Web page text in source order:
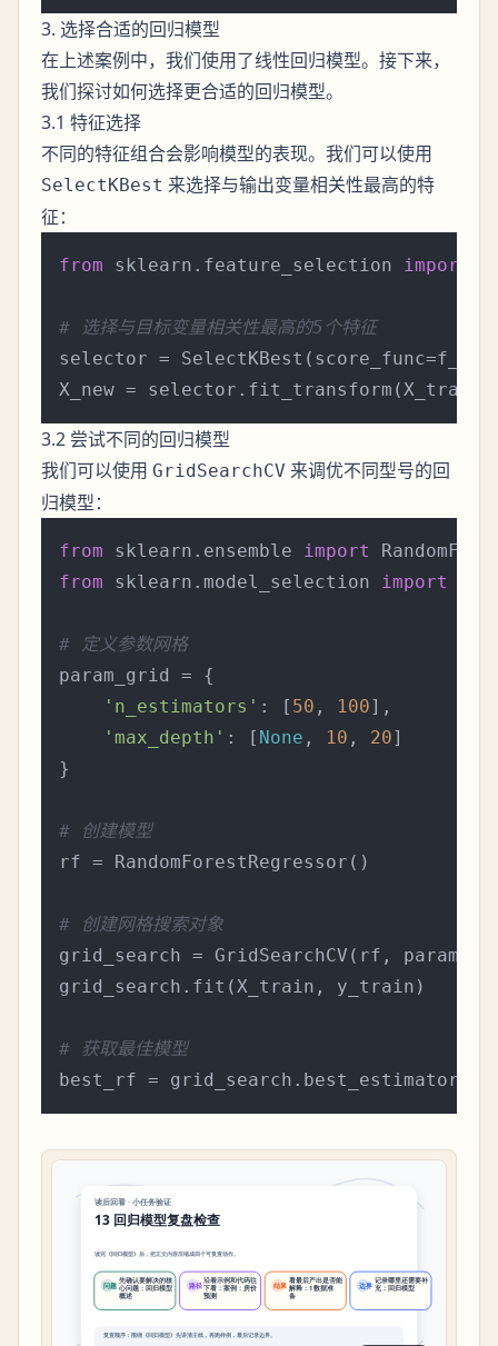
3. 选择合适的回归模型
在上述案例中，我们使用了线性回归模型。接下来，
我们探讨如何选择更合适的回归模型。
3.1 特征选择
不同的特征组合会影响模型的表现。我们可以使用
SelectKBest 来选择与输出变量相关性最高的特
征：
from sklearn.feature_selection import
# 选择与目标变量相关性最高的5个特征
selector =
3.2 尝试不同的回归模型
我们可以使用 GridSearchCV 来调优不同型号的回
归模型：
from sklearn.ensemble import
from sklearn.model_selection import
# 定义参数网格
param_grid = {
'n_estimators' : [ 50 , 100],
'max_depth' : [ None , 10 , 20]
}
# 创建模型
rf = RandomForestRegressor()
# 创建网格搜索对象
grid_search = GridSearchCV(rf,
grid_search.fit(X_train, y_train)
# 获取最佳模型